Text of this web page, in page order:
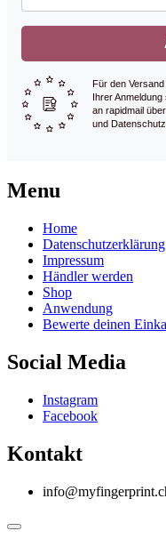
Für den
Ihrer
an rapidmail
und
Menu
Home
Datenschutzerklärung
Impressum
Händler werden
Shop
Anwendung
Bewerte deinen
Social Media
Instagram
Facebook
Kontakt